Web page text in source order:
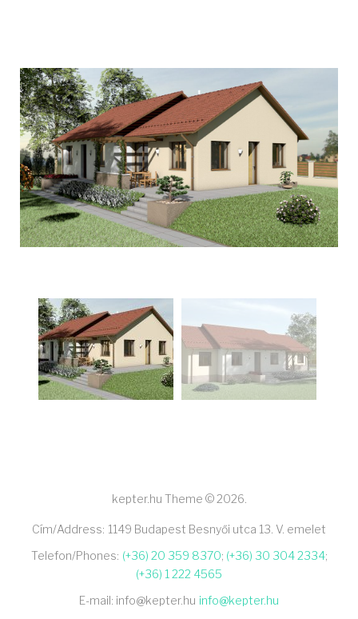
kepter.hu Theme © 2026.
Cím/Address: 1149 Budapest Besnyői utca 13. V. emelet
Telefon/Phones: (+36) 20 359 8370; (+36) 30 304 2334;
(+36) 1 222 4565
E-mail: info@kepter.hu info@kepter.hu